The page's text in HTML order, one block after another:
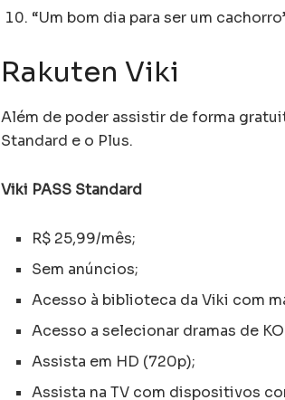
“Um bom dia para ser um
Rakuten Viki
Além de poder assistir de forma
Standard e o Plus.
Viki PASS Standard
R$ 25,99/mês;
Sem anúncios;
Acesso à biblioteca da Viki com
Acesso a selecionar dramas de
Assista em HD (720p);
Assista na TV com dispositivos